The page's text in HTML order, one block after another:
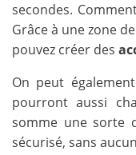
secondes.
Grâce à une zone
pouvez créer des
On peut également
pourront aussi
somme une sorte
sécurisé, sans